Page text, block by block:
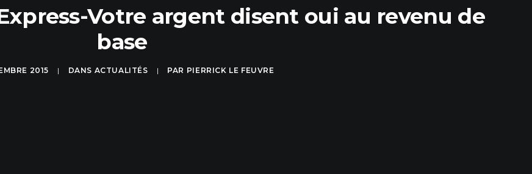
Votre argent disent oui au revenu de
base
2015 | DANS ACTUALITÉS | PAR PIERRICK LE FEUVRE